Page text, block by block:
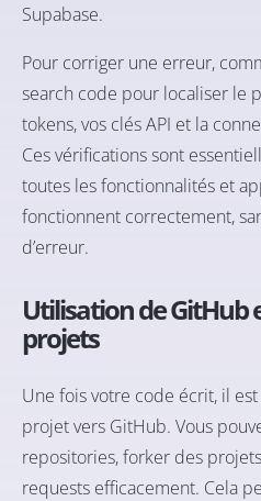
Supabase.
Pour corriger une erreur,
search code pour localiser le
tokens, vos clés API et la
Ces vérifications sont
toutes les fonctionnalités et
fonctionnent correctement,
d’erreur.
Utilisation de GitHub
projets
Une fois votre code écrit, il
projet vers GitHub. Vous
repositories, forker des
requests efficacement. Cela